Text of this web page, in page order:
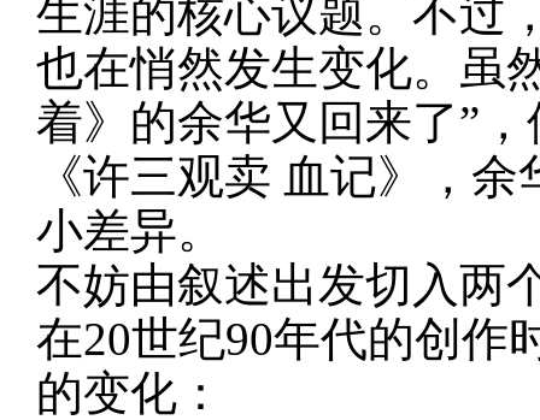
生涯的核心议题。不过
也在悄然发生变化。虽
着》的余华又回来了”
《许三观卖 血记》，
小差异。
不妨由叙述出发切入两
在20世纪90年代的创作
的变化：